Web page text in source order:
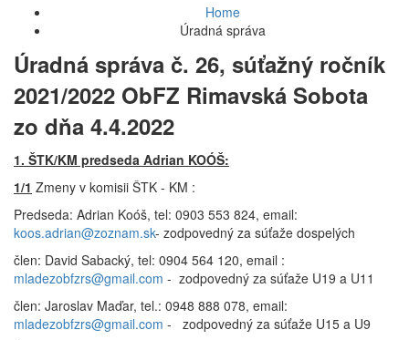
Home
Úradná správa
Úradná správa č. 26, súťažný ročník
2021/2022 ObFZ Rimavská Sobota
zo dňa 4.4.2022
1. ŠTK/KM predseda Adrian KOÓŠ:
1/1 Zmeny v komisii ŠTK - KM :
Predseda: Adrian Koóš, tel: 0903 553 824, email:
koos.adrian@zoznam.sk- zodpovedný za súťaže dospelých
člen: David Sabacký, tel: 0904 564 120, email :
mladezobfzrs@gmail.com - zodpovedný za súťaže U19 a U11
člen: Jaroslav Maďar, tel.: 0948 888 078, email:
mladezobfzrs@gmail.com - zodpovedný za súťaže U15 a U9